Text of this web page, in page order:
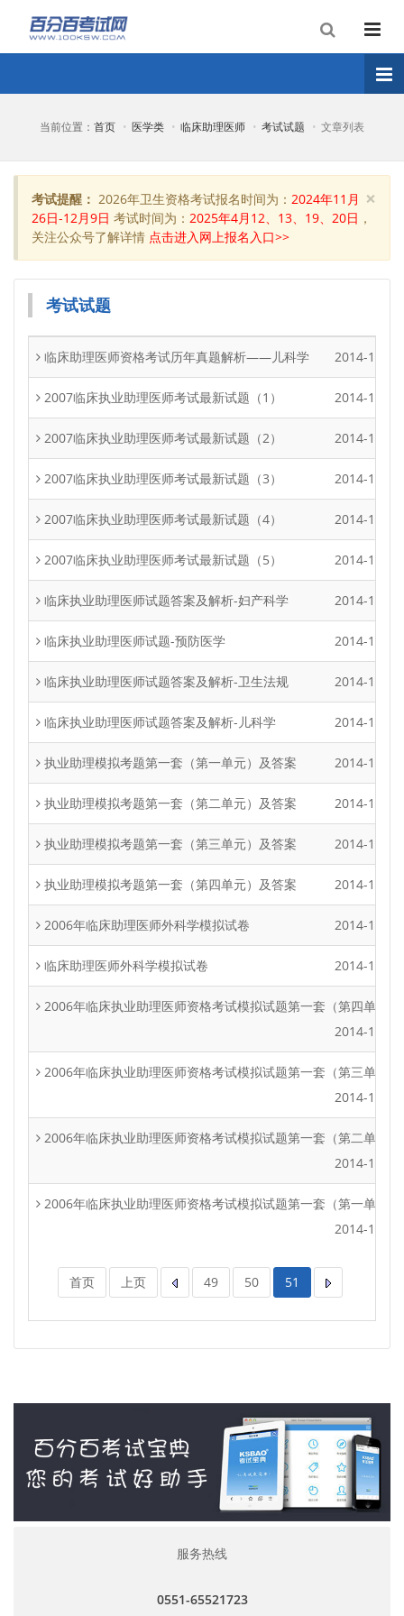
当前位置： 首页 医学类 临床助理医师 考试试题 文章列表
×
考试提醒： 2026年卫生资格考试报名时间为： 2024年11月
26日-12月9日 考试时间为： 2025年4月12、13、19、20日 ，
关注公众号了解详情 点击进入网上报名入口>>
考试试题
临床助理医师资格考试历年真题解析――儿科学 2014-12-29
2007临床执业助理医师考试最新试题（1） 2014-12-29
2007临床执业助理医师考试最新试题（2） 2014-12-29
2007临床执业助理医师考试最新试题（3） 2014-12-29
2007临床执业助理医师考试最新试题（4） 2014-12-29
2007临床执业助理医师考试最新试题（5） 2014-12-29
临床执业助理医师试题答案及解析-妇产科学 2014-12-29
临床执业助理医师试题-预防医学 2014-12-29
临床执业助理医师试题答案及解析-卫生法规 2014-12-29
临床执业助理医师试题答案及解析-儿科学 2014-12-29
执业助理模拟考题第一套（第一单元）及答案 2014-12-29
执业助理模拟考题第一套（第二单元）及答案 2014-12-29
执业助理模拟考题第一套（第三单元）及答案 2014-12-29
执业助理模拟考题第一套（第四单元）及答案 2014-12-29
2006年临床助理医师外科学模拟试卷 2014-12-29
临床助理医师外科学模拟试卷 2014-12-29
2006年临床执业助理医师资格考试模拟试题第一套（第四单元）
2014-12-29
2006年临床执业助理医师资格考试模拟试题第一套（第三单元）
2014-12-29
2006年临床执业助理医师资格考试模拟试题第一套（第二单元）
2014-12-29
2006年临床执业助理医师资格考试模拟试题第一套（第一单元）
2014-12-29
首页 上页 49 50 51
服务热线
0551-65521723